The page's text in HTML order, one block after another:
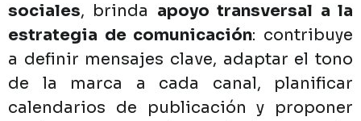
sociales, brinda apoyo transversal a la
estrategia de comunicación: contribuye
a definir mensajes clave, adaptar el tono
de
la marca a cada canal,
planificar
calendarios de publicación y proponer